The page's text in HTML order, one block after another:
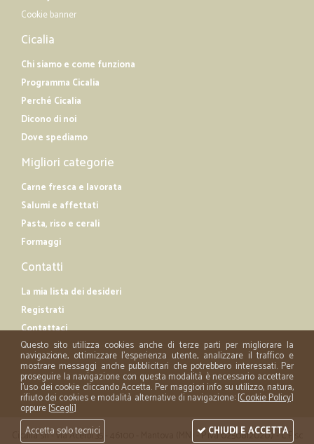
Cookie banner
Cicalia
Chi siamo e come funziona
Programma Cicalia
Perché Cicalia
Dicono di noi
Dove spediamo
Migliori categorie
Carne fresca e lavorata
Salumi e affettati
Pasta, riso e cerali
Formaggi
Contatti
La mia lista dei desideri
Registrati
Contattaci
Cicalia srl - via Acerbi 35 - 46100 - Mantova (MN) - P.iva 02508120207 - C.Fisc
Questo sito utilizza cookies anche di terze parti per migliorare la
navigazione, ottimizzare l'esperienza utente, analizzare il traffico e
mostrare messaggi anche pubblicitari che potrebbero interessati. Per
proseguire la navigazione con questa modalità è necessario accettare
l'uso dei cookie cliccando Accetta. Per maggiori info su utilizzo, natura,
rifiuto dei cookies e modalità alternative di navigazione: [Cookie Policy]
oppure [Scegli]
Accetta solo tecnici
CHIUDI E ACCETTA